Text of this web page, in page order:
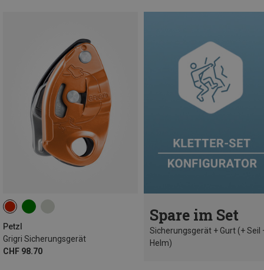
Petzl
Grigri Sicherungsgerät
CHF 98.70
Spare im Set
Sicherungsgerät + Gurt (+ Seil
Helm)